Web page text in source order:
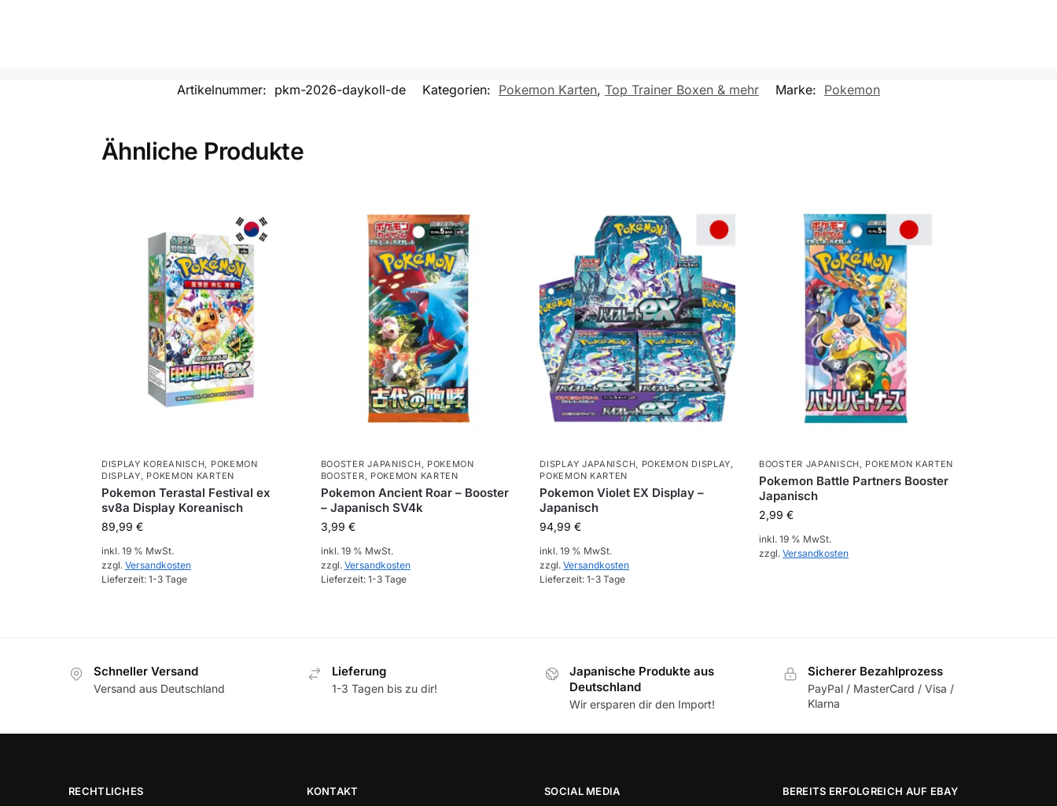
Artikelnummer: pkm-2026-daykoll-de Kategorien: Pokemon Karten, Top Trainer Boxen & mehr Marke: Pokemon
Ähnliche Produkte
DISPLAY KOREANISCH, POKEMON
DISPLAY, POKEMON KARTEN
Pokemon Terastal Festival ex
sv8a Display Koreanisch
89,99 €
inkl. 19 % MwSt.
zzgl. Versandkosten
Lieferzeit: 1-3 Tage
BOOSTER JAPANISCH, POKEMON
BOOSTER, POKEMON KARTEN
Pokemon Ancient Roar – Booster
– Japanisch SV4k
3,99 €
inkl. 19 % MwSt.
zzgl. Versandkosten
Lieferzeit: 1-3 Tage
DISPLAY JAPANISCH, POKEMON DISPLAY,
POKEMON KARTEN
Pokemon Violet EX Display –
Japanisch
94,99€
inkl. 19 % MwSt.
zzgl.Versandkosten
Lieferzeit:1-3 Tage
BOOSTER JAPANISCH, POKEMON KARTEN
Pokemon Battle Partners Booster
Japanisch
2,99€
inkl. 19 % MwSt.
zzgl.Versandkosten
Schneller Versand
Versand aus Deutschland
Lieferung
1-3 Tagen bis zu dir!
Japanische Produkte aus
Deutschland
Wir ersparen dir den Import!
Sicherer Bezahlprozess
PayPal / MasterCard / Visa /
Klarna
RECHTLICHES KONTAKT SOCIAL MEDIA BEREITS ERFOLGREICH AUF EBAY